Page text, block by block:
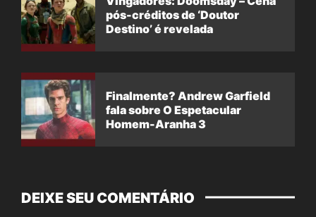
pós-créditos de ‘Doutor
Destino’ é revelada
Finalmente? Andrew Garfield
fala sobre O Espetacular
Homem-Aranha 3
DEIXE SEU COMENTÁRIO